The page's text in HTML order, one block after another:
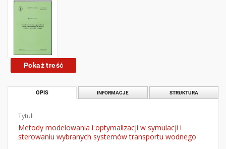
Pokaż treść
OPIS INFORMACJE STRUKTURA
Tytuł:
Metody modelowania i optymalizacji w symulacji i
sterowaniu wybranych systemów transportu wodnego